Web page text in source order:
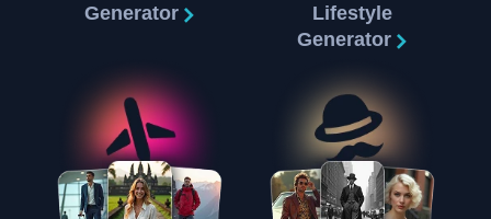
Generator
Lifestyle
Generator